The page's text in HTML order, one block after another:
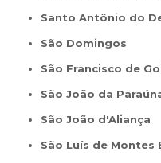
Santo Antônio do
São Domingos
São Francisco de
São João da
São João d'Aliança
São Luís de Montes